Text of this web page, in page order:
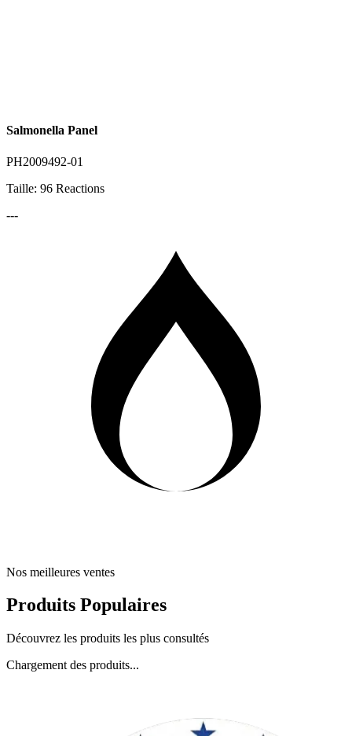
Salmonella Panel
PH2009492-01
Taille: 96 Reactions
---
Nos meilleures ventes
Produits Populaires
Découvrez les produits les plus consultés
Chargement des produits...